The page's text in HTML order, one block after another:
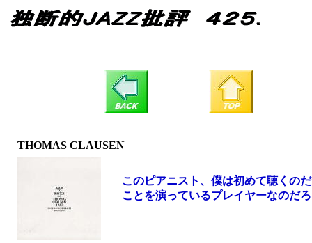
THOMAS CLAUSEN
このピアニスト、僕は初めて聴くの
ことを演っているプレイヤーなのだ